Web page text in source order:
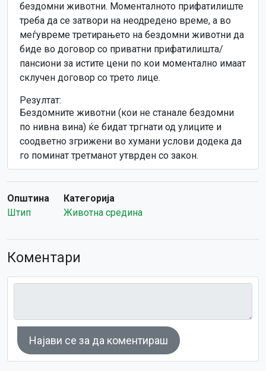
бездомни животни. Моменталното прифатилиште
треба да се затвори на неодредено време, а во
меѓувреме третирањето на бездомни животни да
биде во договор со приватни прифатилишта/
пансиони за истите цени по кои моментално имаат
склучен договор со трето лице.
Резултат:
Бездомните животни (кои не станале бездомни
по нивна вина) ќе бидат тргнати од улиците и
соодветно згрижени во хумани услови додека да
го поминат третманот утврден со закон.
Општина
Штип
Категорија
Животна средина
Коментари
Најави се за да коментираш